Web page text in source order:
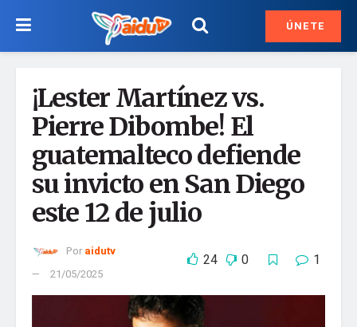
ÚNETE
¡Lester Martínez vs.
Pierre Dibombe! El
guatemalteco defiende
su invicto en San Diego
este 12 de julio
Por aidutv
21/05/2025
24 0 1